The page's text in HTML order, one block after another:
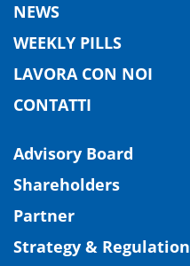
NEWS
WEEKLY PILLS
LAVORA CON NOI
CONTATTI
Advisory Board
Shareholders
Partner
Strategy & Regulation